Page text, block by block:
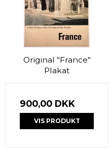
Original "France"
Plakat
900,00 DKK
VIS PRODUKT